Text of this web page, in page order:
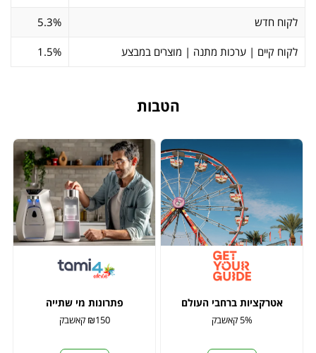
לקוח חדש 5.3%
לקוח קיים | ערכות מתנה | מוצרים במבצע 1.5%
הטבות
אטרקציות ברחבי העולם
5% קאשבק
פתרונות מי שתייה
₪150 קאשבק